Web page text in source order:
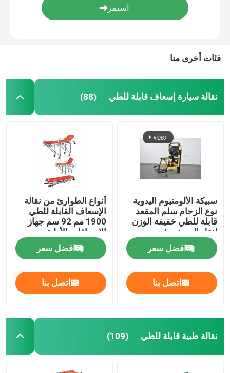
فئات أخرى منا
نقالة سيارة إسعاف قابلة للطي (88)
سبيكة الألومنيوم اليدوية
نوع الزحام سلم المقعد
قابلة للطي خفيفة الوزن
لنقل المرضى في
المستشفى
افضل سعر
اتصل بنا
أنواع الطوارئ من نقالة
الإسعاف القابلة للطي
1900 مم 92 سم جهاز
الإسعافات الأولية
افضل سعر
اتصل بنا
نقالة طبية قابلة للطي (109)